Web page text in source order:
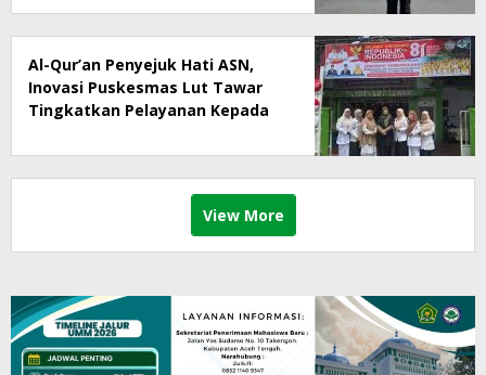
Al-Qur’an Penyejuk Hati ASN,
Inovasi Puskesmas Lut Tawar
Tingkatkan Pelayanan Kepada
View More